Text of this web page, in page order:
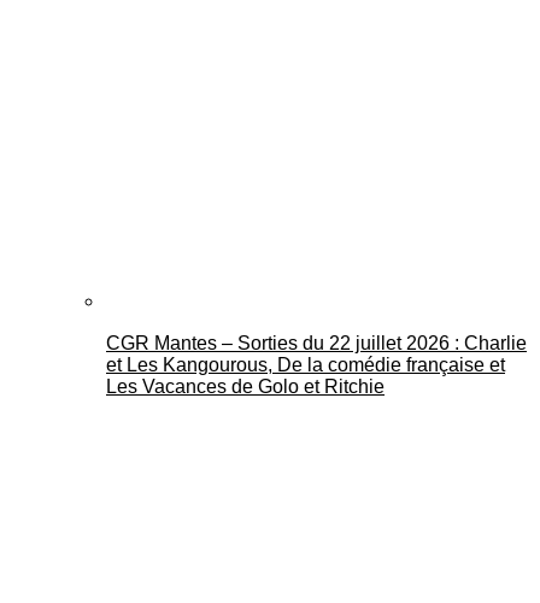
CGR Mantes – Sorties du 22 juillet 2026 : Charlie
et Les Kangourous, De la comédie française et
Les Vacances de Golo et Ritchie